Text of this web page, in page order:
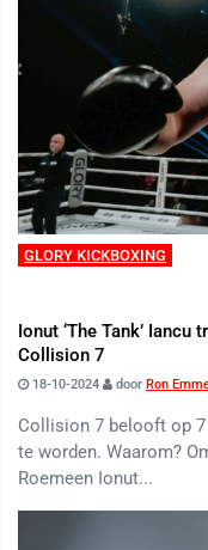
GLORY KICKBOXING
Ionut ‘The Tank’
Collision 7
18-10-2024 door Ron
Collision 7 belooft op
te worden. Waarom?
Roemeen Ionut...